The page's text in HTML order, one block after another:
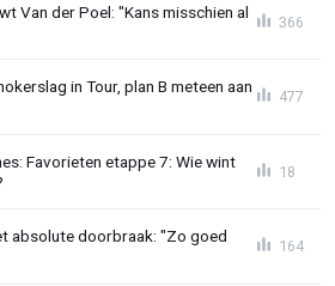
Van der Poel: "Kans misschien al
366
in Tour, plan B meteen aan
477
Favorieten etappe 7: Wie wint
18
absolute doorbraak: "Zo goed
164